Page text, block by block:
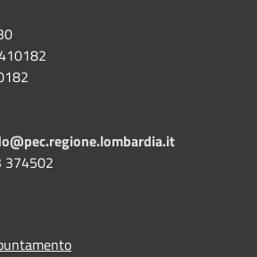
374502